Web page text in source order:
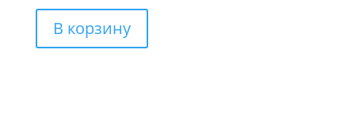
В корзину